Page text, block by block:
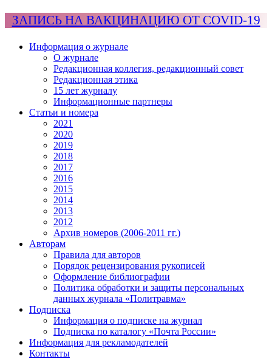
ЗАПИСЬ НА ВАКЦИНАЦИЮ ОТ COVID-19
Информация о журнале
О журнале
Редакционная коллегия, редакционный совет
Редакционная этика
15 лет журналу
Информационные партнеры
Статьи и номера
2021
2020
2019
2018
2017
2016
2015
2014
2013
2012
Архив номеров (2006-2011 гг.)
Авторам
Правила для авторов
Порядок рецензирования рукописей
Оформление библиографии
Политика обработки и защиты персональных
данных журнала «Политравма»
Подписка
Информация о подписке на журнал
Подписка по каталогу «Почта России»
Информация для рекламодателей
Контакты